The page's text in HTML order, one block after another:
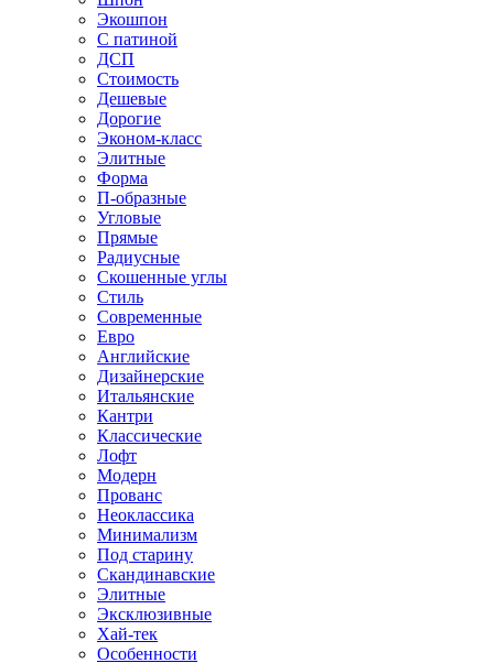
Экошпон
С патиной
ДСП
Стоимость
Дешевые
Дорогие
Эконом-класс
Элитные
Форма
П-образные
Угловые
Прямые
Радиусные
Скошенные углы
Стиль
Современные
Евро
Английские
Дизайнерские
Итальянские
Кантри
Классические
Лофт
Модерн
Прованс
Неоклассика
Минимализм
Под старину
Скандинавские
Элитные
Эксклюзивные
Хай-тек
Особенности